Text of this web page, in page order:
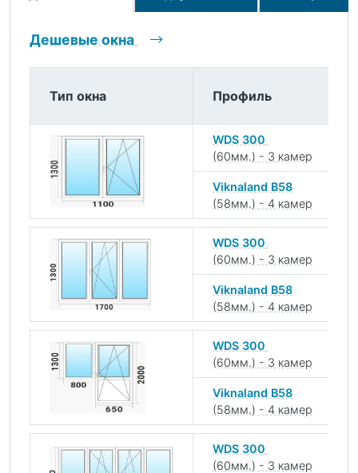
Дешевые окна
Тип окна Профиль
WDS 300
(60мм.) - 3 камер
Viknaland B58
(58мм.) - 4 камер
WDS 300
(60мм.) - 3 камер
Viknaland B58
(58мм.) - 4 камер
WDS 300
(60мм.) - 3 камер
Viknaland B58
(58мм.) - 4 камер
WDS 300
(60мм.) - 3 камер